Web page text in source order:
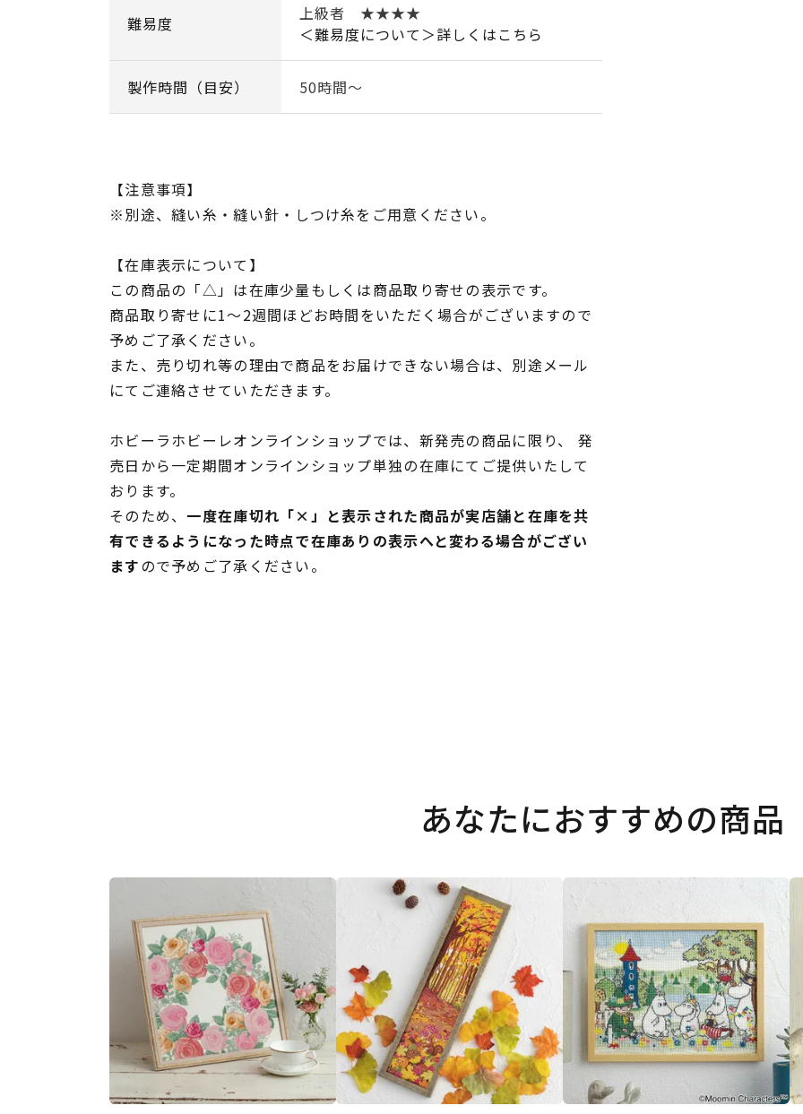
難易度
上級者 ★★★★
＜難易度について＞詳しくはこちら
製作時間（目安） 50時間～
【注意事項】
※別途、縫い糸・縫い針・しつけ糸をご用意ください。
【在庫表示について】
この商品の「△」は在庫少量もしくは商品取り寄せの表示です。
商品取り寄せに1～2週間ほどお時間をいただく場合がございますので
予めご了承ください。
また、売り切れ等の理由で商品をお届けできない場合は、別途メール
にてご連絡させていただきます。
ホビーラホビーレオンラインショップでは、新発売の商品に限り、 発
売日から一定期間オンラインショップ単独の在庫にてご提供いたして
おります。
そのため、 一度在庫切れ「×」と表示された商品が実店舗と在庫を共
有できるようになった時点で在庫ありの表示へと変わる場合がござい
ますので予めご了承ください。
あなたにおすすめの商品